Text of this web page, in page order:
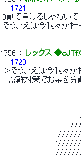
>>1721
3割で負けるじゃない
そういえば今我々が
1756 ： レックス
>>1723
＞そういえば今我々
盗難対策でお金を分
／
／
i///////.